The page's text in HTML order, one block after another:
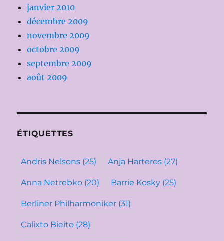
janvier 2010
décembre 2009
novembre 2009
octobre 2009
septembre 2009
août 2009
ÉTIQUETTES
Andris Nelsons (25) Anja Harteros (27)
Anna Netrebko (20) Barrie Kosky (25)
Berliner Philharmoniker (31)
Calixto Bieito (28)